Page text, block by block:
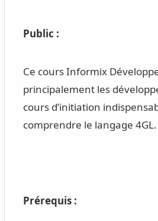
Public :
Ce cours Informix
principalement les
cours d’initiation
comprendre le langage 4GL.
Prérequis :